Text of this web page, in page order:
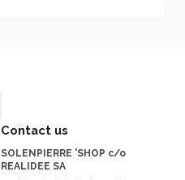
Contact us
SOLENPIERRE 'SHOP c/o
REALIDEE SA